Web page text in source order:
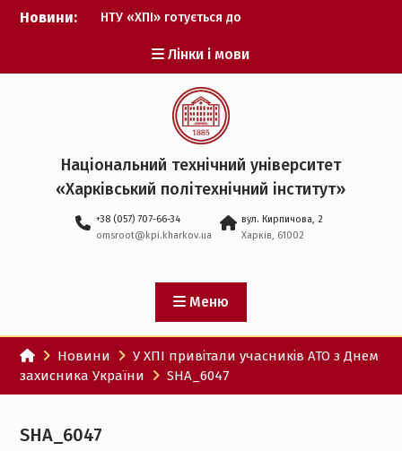
Перейти
Новини:
НТУ «ХПІ» готується до
Музичні таланти ХПІ
запрошуються на
Всеукраїнський
фестиваль «Червона
рута – 2027»
ХПІ уклав угоду про
партнерство з ДержНДІ
технологій кібербезпеки
Головнокомандувачем
Збройних Сил України
участю ХПІ обговорили
перспективи українсько-
іспанського
технологічного
партнерства
Лінки і мови
Національний технічний університет
«Харківський політехнічний iнститут»
+38 (057) 707-66-34
omsroot@kpi.kharkov.ua
вул. Кирпичова, 2
Харків, 61002
Меню
Новини
У ХПІ привітали учасників АТО з Днем
захисника України
SHA_6047
SHA_6047